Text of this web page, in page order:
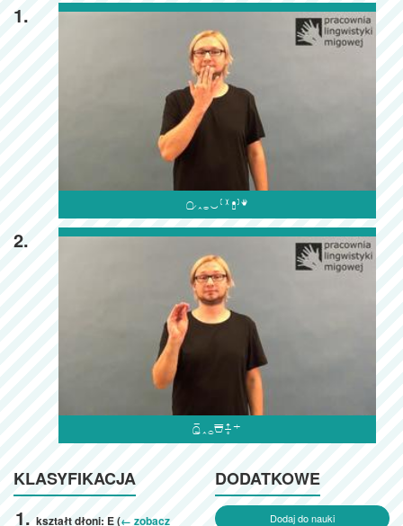
1.

2.

KLASYFIKACJA
kształt dłoni: E (← zobacz
DODATKOWE
Dodaj do nauki